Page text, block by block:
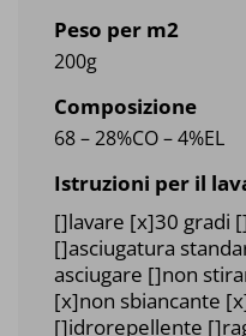
Peso per m2
200g
Composizione
68 – 28%CO – 4%EL
Istruzioni per il
[]lavare [x]30 gradi
[]asciugatura
asciugare []non
[x]non sbiancante
[]idrorepellente